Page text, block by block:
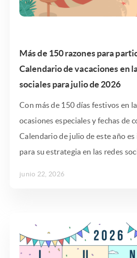
Más de 150 razones para
Calendario de vacaciones en
sociales para julio de 2026
Con más de 150 días festivos en
ocasiones especiales y fechas de
Calendario de julio de este año
para su estrategia en las redes
junio 22, 2026